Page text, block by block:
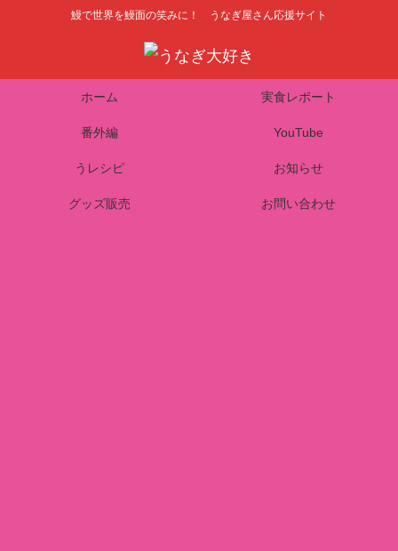
鰻で世界を鰻面の笑みに！ うなぎ屋さん応援サイト
ホーム 実食レポート
番外編 YouTube
うレシピ お知らせ
グッズ販売 お問い合わせ